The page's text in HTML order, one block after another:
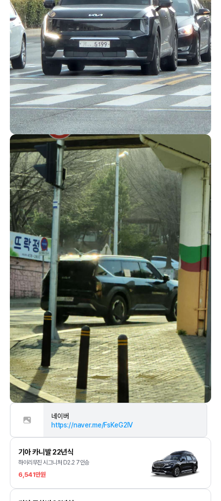
네이버
https://naver.me/FsKeG2IV
기아 카니발 22년식
하이리무진 시그니처 D2.2 7인승
6,541만원